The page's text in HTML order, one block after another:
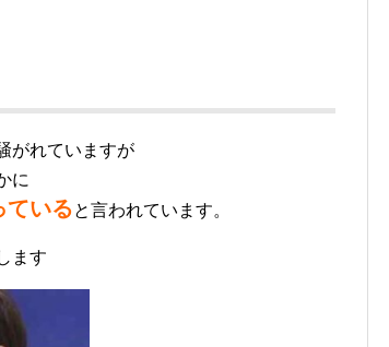
がれていますが
に
ていると言われています。
ます